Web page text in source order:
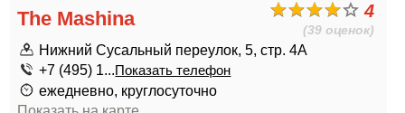
4
(39 оценок)
The Mashina
Нижний Сусальный переулок, 5, стр. 4А
+7 (495) 1...Показать телефон
ежедневно, круглосуточно